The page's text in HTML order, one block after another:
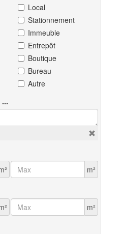
Local
Stationnement
Immeuble
Entrepôt
Boutique
Bureau
Autre
m²
m²